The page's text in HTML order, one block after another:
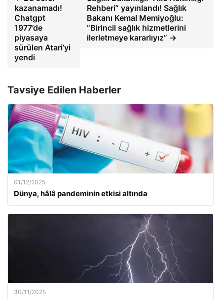
kazanamadı!
Chatgpt
1977’de
piyasaya
sürülen Atari’yi
yendi
Rehberi” yayınlandı! Sağlık
Bakanı Kemal Memiyoğlu:
“Birincil sağlık hizmetlerini
ilerletmeye kararlıyız” →
Tavsiye Edilen Haberler
01/12/2025
Dünya, hâlâ pandeminin etkisi altında
30/11/2025